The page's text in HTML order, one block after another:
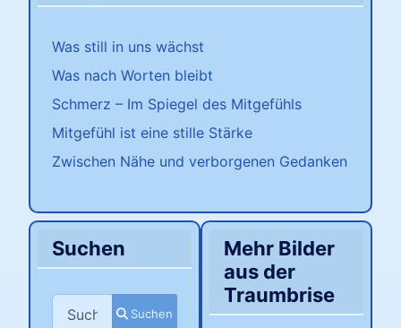
Was still in uns wächst
Was nach Worten bleibt
Schmerz – Im Spiegel des Mitgefühls
Mitgefühl ist eine stille Stärke
Zwischen Nähe und verborgenen Gedanken
Suchen
Suchen
Suchen
Mehr Bilder
aus der
Traumbrise